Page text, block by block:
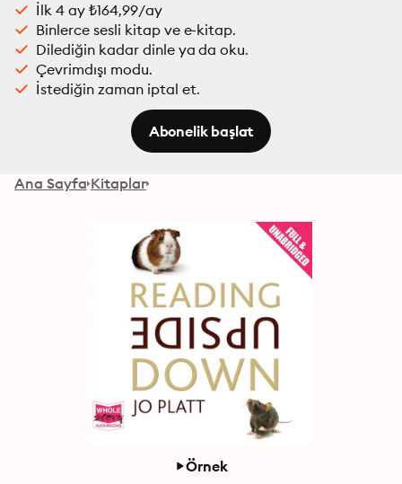
İlk 4 ay ₺164,99/ay
Binlerce sesli kitap ve e-kitap.
Dilediğin kadar dinle ya da oku.
Çevrimdışı modu.
İstediğin zaman iptal et.
Abonelik başlat
Ana Sayfa Kitaplar
Örnek